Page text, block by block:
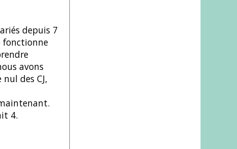
depuis 7
fonctionne
avons
des CJ,
4.